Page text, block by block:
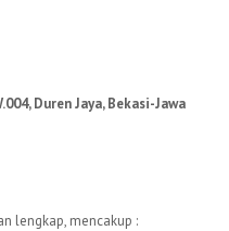
Duren Jaya, Bekasi-Jawa
lengkap, mencakup :